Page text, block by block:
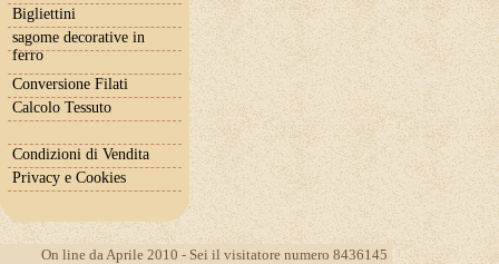
Bigliettini
sagome decorative in
ferro
Conversione Filati
Calcolo Tessuto
Condizioni di Vendita
Privacy e Cookies
On line da Aprile 2010 - Sei il visitatore numero 8436145